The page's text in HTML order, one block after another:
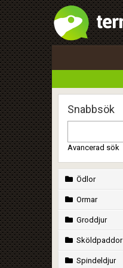
Snabbsök
Avancerad sök
Ödlor
Ormar
Groddjur
Sköldpaddor
Spindeldjur